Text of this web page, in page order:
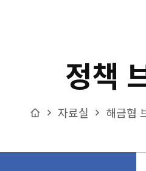
정책
Home
자료실 해금협